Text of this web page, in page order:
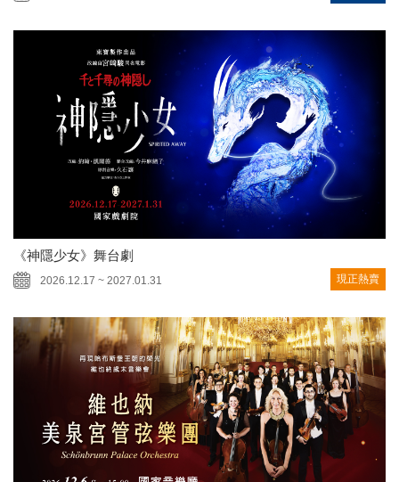
《神隱少女》舞台劇
2026.12.17 ~ 2027.01.31 現正熱賣